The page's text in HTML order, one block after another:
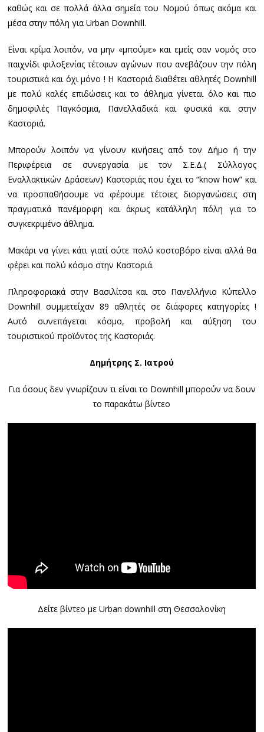
καθώς και σε πολλά άλλα σημεία του Νομού όπως ακόμα και
μέσα στην πόλη για Urban Downhill.
Είναι κρίμα λοιπόν, να μην «μπούμε» και εμείς σαν νομός στο
παιχνίδι φιλοξενίας τέτοιων αγώνων που ανεβάζουν την πόλη
τουριστικά και όχι μόνο ! Η Καστοριά διαθέτει αθλητές Downhill
με πολύ καλές επιδώσεις και το άθλημα γίνεται όλο και πιο
δημοφιλές Παγκόσμια, Πανελλαδικά και φυσικά και στην
Καστοριά.
Μπορούν λοιπόν να γίνουν κινήσεις από τον Δήμο ή την
Περιφέρεια σε συνεργασία με τον Σ.Ε.Δ.( Σύλλογος
Εναλλακτικών Δράσεων) Καστοριάς που έχει το “know how” και
να προσπαθήσουμε να φέρουμε τέτοιες διοργανώσεις στη
πραγματικά πανέμορφη και άκρως κατάλληλη πόλη για το
συγκεκριμένο άθλημα.
Μακάρι να γίνει κάτι γιατί ούτε πολύ κοστοβόρο είναι αλλά θα
φέρει και πολύ κόσμο στην Καστοριά.
Πληροφοριακά στην Βασιλίτσα και στο Πανελλήνιο Κύπελλο
Downhill συμμετείχαν 89 αθλητές σε διάφορες κατηγορίες !
Αυτό συνεπάγεται κόσμο, προβολή και αύξηση του
τουριστικού προϊόντος της Καστοριάς.
Δημήτρης Σ. Ιατρού
Για όσους δεν γνωρίζουν τι είναι το Downhill μπορούν να δουν
το παρακάτω βίντεο
Δείτε βίντεο με Urban downhill στη Θεσσαλονίκη